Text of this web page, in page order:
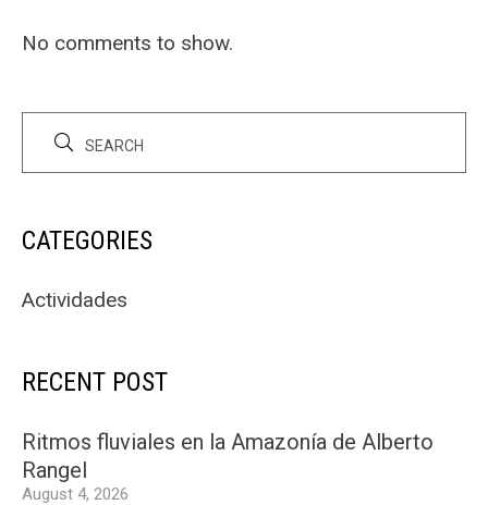
No comments to show.
CATEGORIES
Actividades
RECENT POST
Ritmos fluviales en la Amazonía de Alberto
Rangel
August 4, 2026